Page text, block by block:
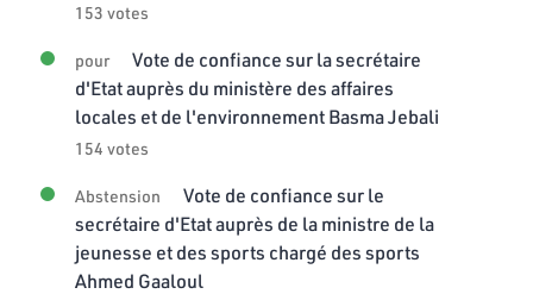
153 votes
pour
Vote de confiance sur la secrétaire
d'Etat auprès du ministère des affaires
locales et de l'environnement Basma Jebali
154 votes
Abstension
Vote de confiance sur le
secrétaire d'Etat auprès de la ministre de la
jeunesse et des sports chargé des sports
Ahmed Gaaloul